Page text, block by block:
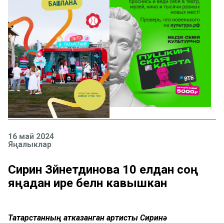
16 май 2024
Яңалыклар
Сиринә Зәйнетдинова 10 елдан соң
яңадан ире белән кавышкан
Татарстанның атказанган артисты Сиринә